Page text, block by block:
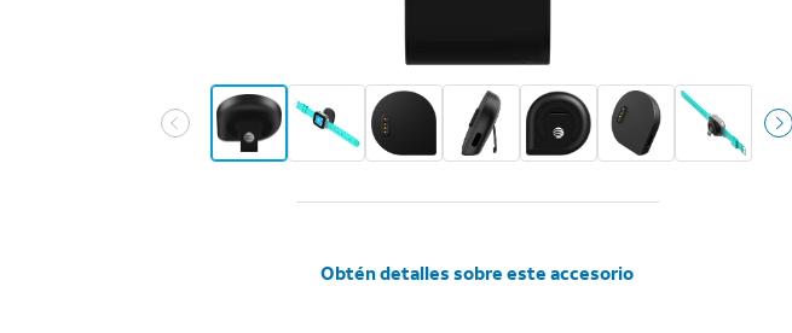
Obtén detalles sobre este accesorio